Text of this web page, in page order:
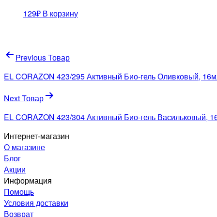
129₽ В корзину
Навигация
по
записям
Previous Товар
EL CORAZON 423/295 Активный Био-гель Оливковый,
Next Товар
EL CORAZON 423/304 Активный Био-гель Васильковый,
Интернет-магазин
О магазине
Блог
Акции
Информация
Помощь
Условия доставки
Возврат